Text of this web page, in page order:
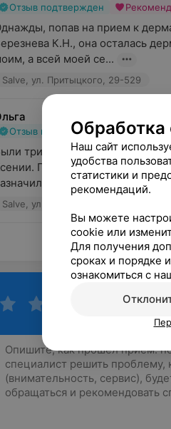
Отзыв подтвержден
попав на прием к
К.Н., она осталась
а всей моей се...
Salve, ул. Притыцкого, 29-529
Отзыв подтвержден
трижды с 4х- месячным
Правильно поставила
лечение, всё п...
Salve, ул. Притыцкого, 29-529
Показать ещё
Наш сайт
удобства
статистики и
рекомендаций.
Вы можете
cookie или
Для получения
сроках и порядке
ознакомиться с